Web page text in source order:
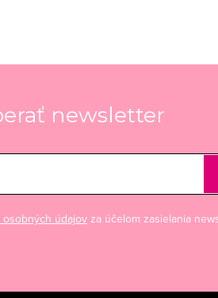
newsletter
osobných údajov za účelom zasielania